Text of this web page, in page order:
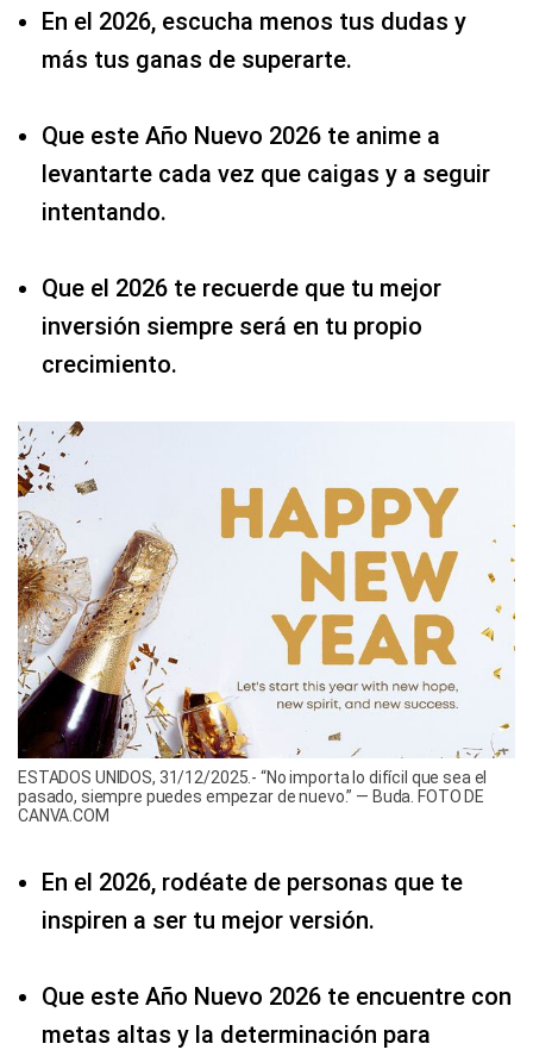
En el 2026, escucha menos tus dudas y
más tus ganas de superarte.
Que este Año Nuevo 2026 te anime a
levantarte cada vez que caigas y a seguir
intentando.
Que el 2026 te recuerde que tu mejor
inversión siempre será en tu propio
crecimiento.
ESTADOS UNIDOS, 31/12/2025.- “No importa lo difícil que sea el
pasado, siempre puedes empezar de nuevo.” — Buda. FOTO DE
CANVA.COM
En el 2026, rodéate de personas que te
inspiren a ser tu mejor versión.
Que este Año Nuevo 2026 te encuentre con
metas altas y la determinación para